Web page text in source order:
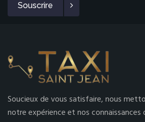
Souscrire
Soucieux de vous satisfaire, nous
notre expérience et nos connaissances